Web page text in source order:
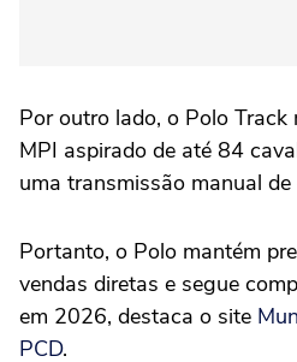
Por outro lado, o Polo
MPI aspirado de até 84
uma transmissão manual
Portanto, o Polo mantém
vendas diretas e segue
em 2026, destaca o site
PCD.